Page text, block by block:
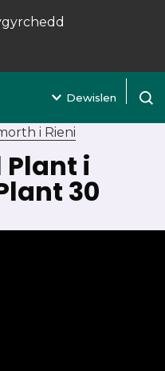
Dewislen
i Rieni
Plant i
30